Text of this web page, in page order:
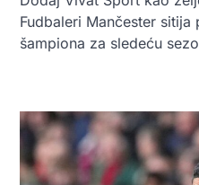
Fudbaleri Mančester sitija
šampiona za sledeću